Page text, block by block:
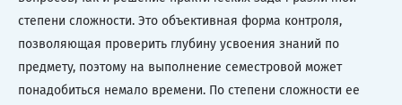
степени сложности. Это объективная форма контроля,
позволяющая проверить глубину усвоения знаний по
предмету, поэтому на выполнение семестровой может
понадобиться немало времени. По степени сложности ее